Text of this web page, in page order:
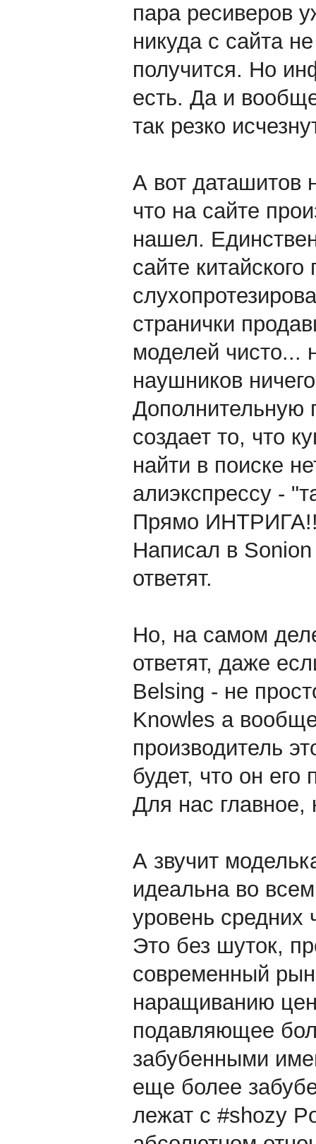
пара ресиверов
никуда с сайта
получится. Но
есть. Да и
так резко
А вот даташитов
что на сайте
нашел.
сайте
странички
моделей чисто...
наушников
Дополнительную
создает то, что
найти в поиске
алиэкспрессу -
Прямо
Написал в
ответят.
Но, на самом
ответят, даже
Belsing - не
Knowles а
производитель
будет, что он его
Для нас главное,
А звучит
идеальна во
уровень средних
Это без шуток,
современный
наращиванию
подавляющее
забубенными
еще более
лежат с #shozy